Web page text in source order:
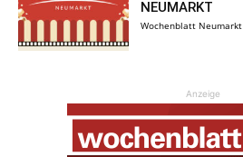
NEUMARKT
Wochenblatt Neumarkt
Anzeige